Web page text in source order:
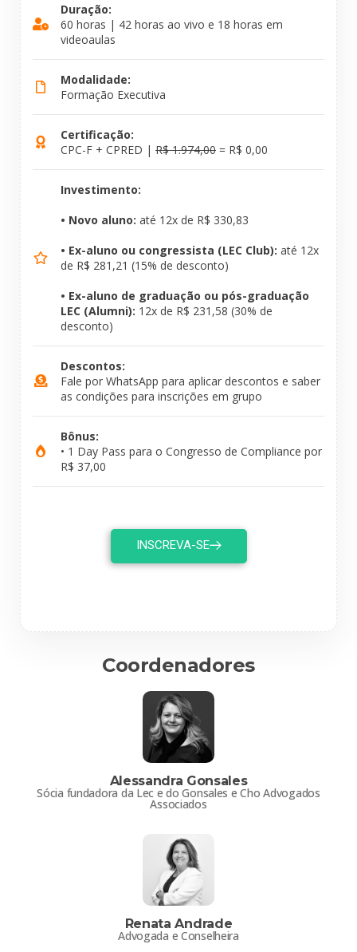
Duração:
60 horas | 42 horas ao vivo e 18 horas em
videoaulas
Modalidade:
Formação Executiva
Certificação:
CPC-F + CPRED | R$ 1.974,00 = R$ 0,00
Investimento:
• Novo aluno: até 12x de R$ 330,83
• Ex-aluno ou congressista (LEC Club): até 12x
de R$ 281,21 (15% de desconto)
• Ex-aluno de graduação ou pós-graduação
LEC (Alumni): 12x de R$ 231,58 (30% de
desconto)
Descontos:
Fale por WhatsApp para aplicar descontos e saber
as condições para inscrições em grupo
Bônus:
• 1 Day Pass para o Congresso de Compliance por
R$ 37,00
INSCREVA-SE
Coordenadores
Alessandra Gonsales
Sócia fundadora da Lec e do Gonsales e Cho Advogados
Associados
Renata Andrade
Advogada e Conselheira